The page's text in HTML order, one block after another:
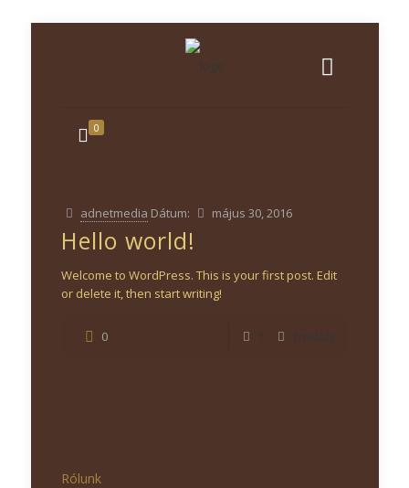
0
adnetmedia Dátum: május 30, 2016
Hello world!
Welcome to WordPress. This is your first post. Edit
or delete it, then start writing!
0
Rólunk